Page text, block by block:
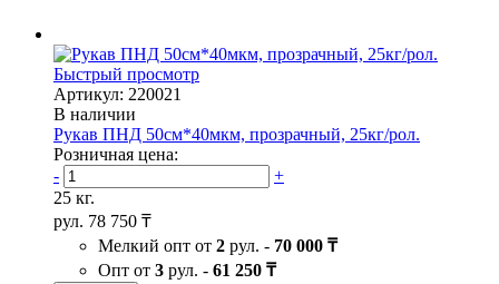
Быстрый просмотр
Артикул: 220021
В наличии
Рукав ПНД 50см*40мкм, прозрачный, 25кг/рол.
Розничная цена:
-
+
25 кг.
рул. 78 750 ₸
Мелкий опт от 2 рул. - 70 000 ₸
Опт от 3 рул. - 61 250 ₸